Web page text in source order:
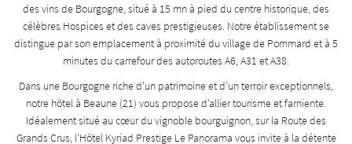
des vins de Bourgogne, situé à 15 mn à pied du centre historique, des
célèbres Hospices et des caves prestigieuses. Notre établissement se
distingue par son emplacement à proximité du village de Pommard et à 5
minutes du carrefour des autoroutes A6, A31 et A38.
Dans une Bourgogne riche d’un patrimoine et d’un terroir exceptionnels,
notre hôtel à Beaune (21) vous propose d’allier tourisme et farniente.
Idéalement situé au cœur du vignoble bourguignon, sur la Route des
Grands Crus, l’Hôtel Kyriad Prestige Le Panorama vous invite à la détente